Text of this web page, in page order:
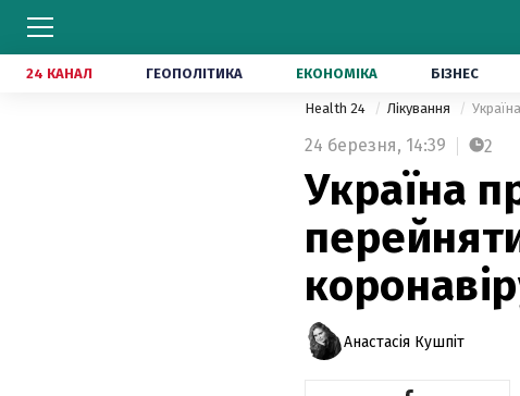
24 КАНАЛ ГЕОПОЛІТИКА ЕКОНОМІКА БІЗНЕС
Health 24 Лікування
24 березня, 14:39 2
Україна
Анастасія Кушпіт